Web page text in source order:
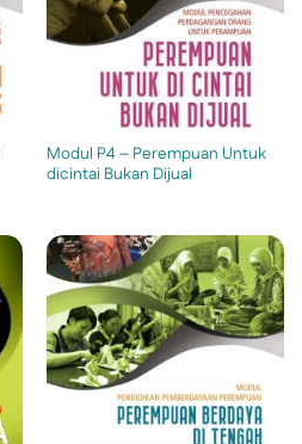
Modul P4 – Perempuan Untuk
dicintai Bukan Dijual